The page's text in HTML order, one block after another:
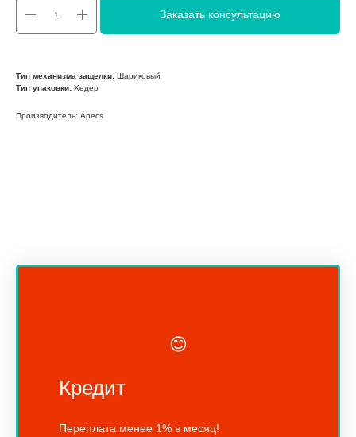
Заказать консультацию
Тип механизма защелки: Шариковый
Тип упаковки: Хедер
Производитель: Apecs
😊
Кредит
Переплата менее 1% в месяц!